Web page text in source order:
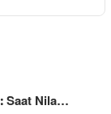
Saat Nila…